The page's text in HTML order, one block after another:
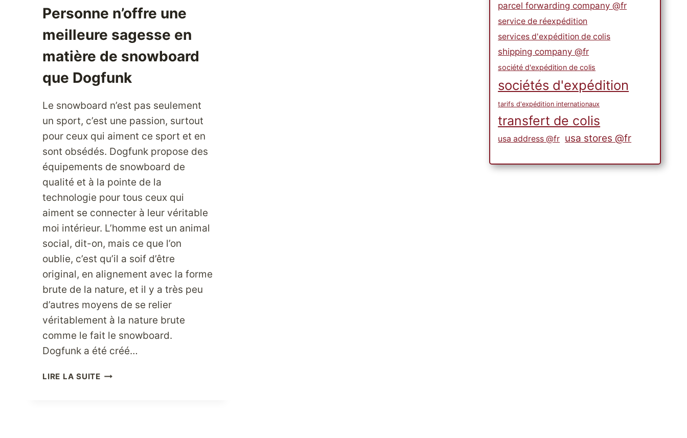
EMPLETTES
USA
S’OUVRE
AU
MONDE
Personne n’offre une
meilleure sagesse en
matière de snowboard
que Dogfunk
Le snowboard n’est pas seulement
un sport, c’est une passion, surtout
pour ceux qui aiment ce sport et en
sont obsédés. Dogfunk propose des
équipements de snowboard de
qualité et à la pointe de la
technologie pour tous ceux qui
aiment se connecter à leur véritable
moi intérieur. L’homme est un animal
social, dit-on, mais ce que l’on
oublie, c’est qu’il a soif d’être
original, en alignement avec la forme
brute de la nature, et il y a très peu
d’autres moyens de se relier
véritablement à la nature brute
comme le fait le snowboard.
Dogfunk a été créé…
LIRE LA SUITEPERSONNE
parcel forwarding company @fr
service de réexpédition
services d'expédition de colis
shipping company @fr
société d'expédition de colis
sociétés d'expédition
tarifs d'expédition internationaux
transfert de colis
usa address @fr usa stores @fr